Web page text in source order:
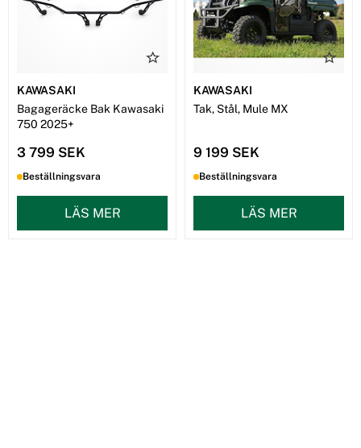
KAWASAKI
Bagageräcke Bak Kawasaki
750 2025+
3 799 SEK
Beställningsvara
LÄS MER
KAWASAKI
Tak, Stål, Mule MX
9 199 SEK
Beställningsvara
LÄS MER